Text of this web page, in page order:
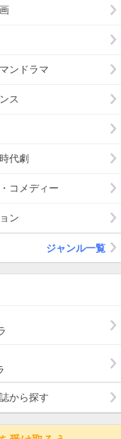
ンドラマ
ス
代劇
コメディー
ン
ジャンル一覧
から探す